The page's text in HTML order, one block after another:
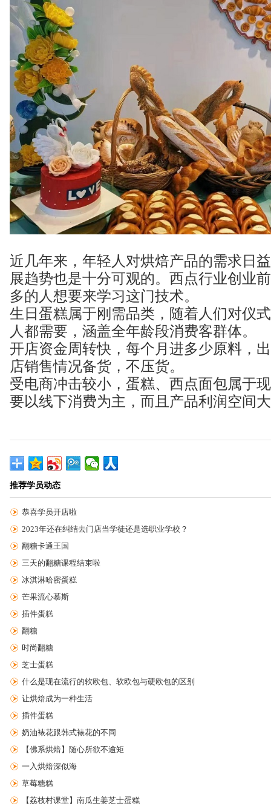
近几年来，年轻人对烘焙产品的需求日
展趋势也是十分可观的。西点行业创业
多的人想要来学习这门技术。
生日蛋糕属于刚需品类，随着人们对仪
人都需要，涵盖全年龄段消费客群体。
开店资金周转快，每个月进多少原料，
店销售情况备货，不压货。
受电商冲击较小，蛋糕、西点面包属于
要以线下消费为主，而且产品利润空间
推荐学员动态
恭喜学员开店啦
2023年还在纠结去门店当学徒还是选职业学校？
翻糖卡通王国
三天的翻糖课程结束啦
冰淇淋哈密蛋糕
芒果流心慕斯
插件蛋糕
翻糖
时尚翻糖
芝士蛋糕
什么是现在流行的软欧包、软欧包与硬欧包的区别
让烘焙成为一种生活
插件蛋糕
奶油裱花跟韩式裱花的不同
【佛系烘焙】随心所欲不逾矩
一入烘焙深似海
草莓糖糕
【荔枝村课堂】南瓜生姜芝士蛋糕